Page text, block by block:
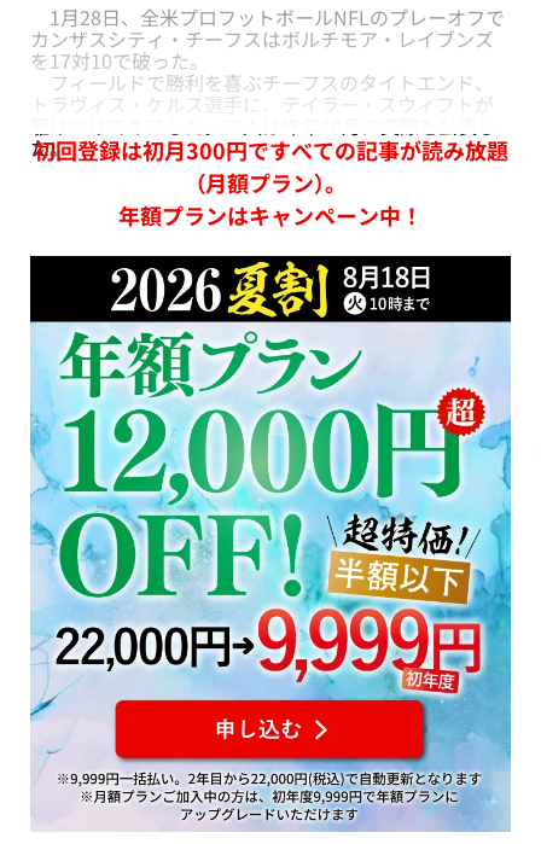
1月28日、全米プロフットボールNFLのプレーオフで
カンザスシティ・チーフスはボルチモア・レイブンズ
を17対10で破った。
フィールドで勝利を喜ぶチーフスのタイトエンド、
トラヴィス・ケルス選手に、テイラー・スウィフトが
た。
初回登録は初月300円ですべての記事が読み放題
（月額プラン）。
年額プランはキャンペーン中！